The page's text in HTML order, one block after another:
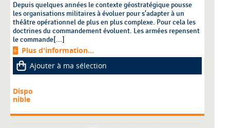
Depuis quelques années le contexte géostratégique pousse
les organisations militaires à évoluer pour s'adapter à un
théâtre opérationnel de plus en plus complexe. Pour cela les
doctrines du commandement évoluent. Les armées repensent
le commande[...]
Plus d'information...
Ajouter à ma sélection
Dispo
nible